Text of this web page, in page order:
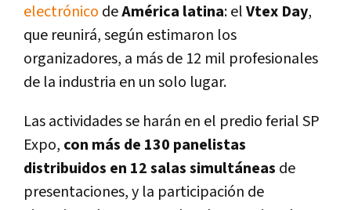
electrónico deAmérica latina: elVtex Day,
que reunirá, según estimaron los
organizadores, a más de 12 mil profesionales
de la industria en un solo lugar.
Las actividades se harán en el predio ferial SP
Expo, con más de 130 panelistas
distribuidos en 12 salas simultáneas de
presentaciones, y la participación de